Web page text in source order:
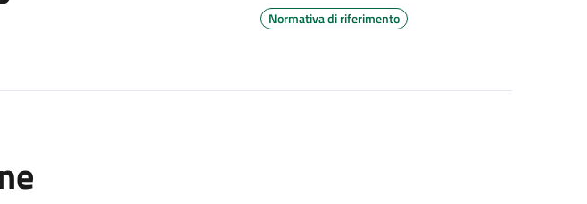
Normativa di riferimento